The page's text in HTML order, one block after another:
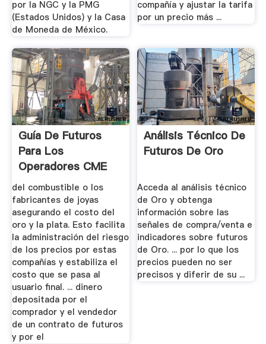
por la NGC y la PMG
(Estados Unidos) y la Casa
de Moneda de México.
compañía y ajustar la tarifa
por un precio más ...
Guía De Futuros
Para Los
Operadores CME
Group
del combustible o los
fabricantes de joyas
asegurando el costo del
oro y la plata. Esto facilita
la administración del riesgo
de los precios por estas
compañías y estabiliza el
costo que se pasa al
usuario final. ... dinero
depositada por el
comprador y el vendedor
de un contrato de futuros
y por el
Análisis Técnico De
Futuros De Oro
Acceda al análisis técnico
de Oro y obtenga
información sobre las
señales de compra/venta e
indicadores sobre futuros
de Oro. ... por lo que los
precios pueden no ser
precisos y diferir de su ...